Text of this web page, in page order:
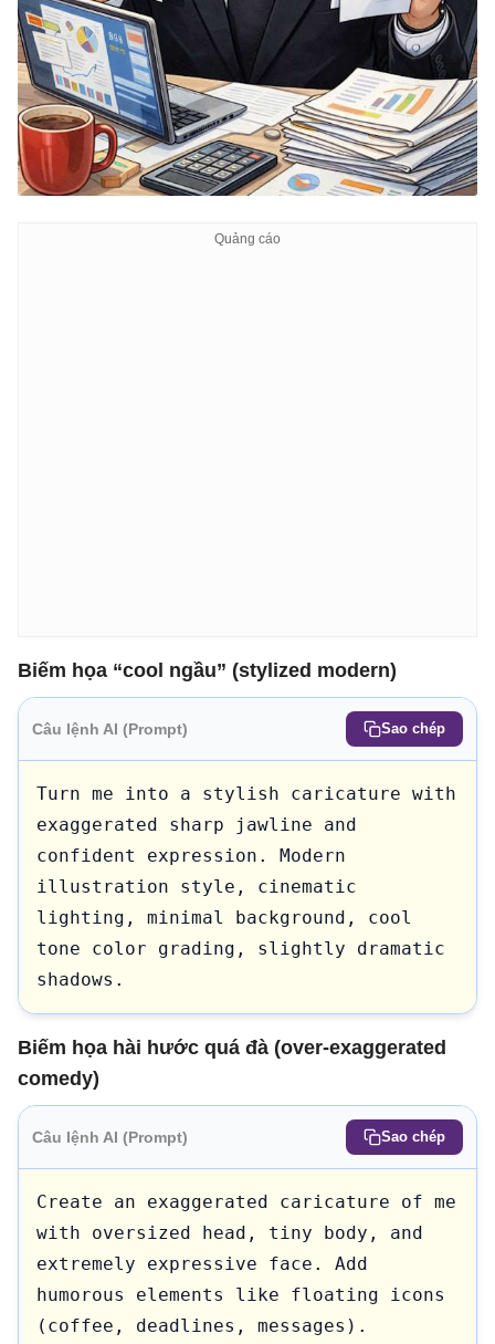
Biếm họa “cool ngầu” (stylized modern)
Câu lệnh AI (Prompt) Sao chép
Turn me into a stylish caricature with
exaggerated sharp jawline and
confident expression. Modern
illustration style, cinematic
lighting, minimal background, cool
tone color grading, slightly dramatic
shadows.
Biếm họa hài hước quá đà (over-exaggerated
comedy)
Câu lệnh AI (Prompt) Sao chép
Create an exaggerated caricature of me
with oversized head, tiny body, and
extremely expressive face. Add
humorous elements like floating icons
(coffee, deadlines, messages).